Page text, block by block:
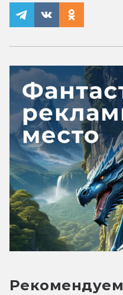
Рекомендуем